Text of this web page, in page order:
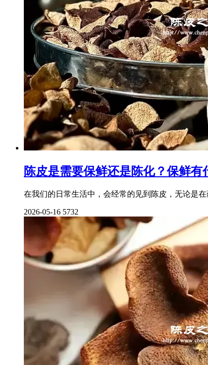
陈皮是需要保鲜还是陈化？保鲜有
在我们的日常生活中，会经常的见到陈皮，无论是
2026-05-16 5732